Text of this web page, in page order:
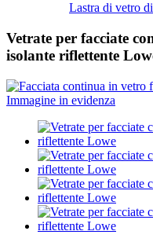
Lastra di vetro
Vetrate per facciate
isolante riflettente